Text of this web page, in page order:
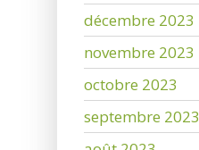
décembre 2023
novembre 2023
octobre 2023
septembre 2023